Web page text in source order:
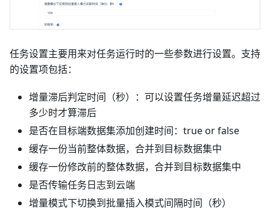
任务设置主要用来对任务运行时的一些参数进行设置。支持
的设置项包括：
增量滞后判定时间（秒）：可以设置任务增量延迟超过
多少时才算滞后
是否在目标端数据集添加创建时间：true or false
缓存一份当前整体数据，合并到目标数据集中
缓存一份修改前的整体数据，合并到目标数据集中
是否传输任务日志到云端
增量模式下切换到批量插入模式间隔时间（秒）